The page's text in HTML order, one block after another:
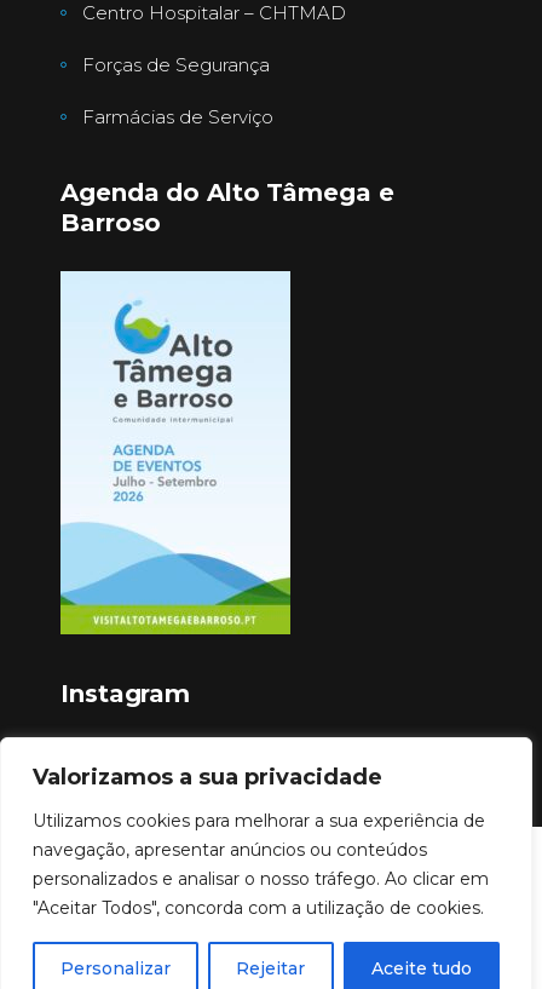
Valorizamos a sua privacidade
Utilizamos cookies para melhorar a sua experiência de
navegação, apresentar anúncios ou conteúdos
personalizados e analisar o nosso tráfego. Ao clicar em
"Aceitar Todos", concorda com a utilização de cookies.
Personalizar Rejeitar Aceite tudo
Centro Hospitalar – CHTMAD
Forças de Segurança
Farmácias de Serviço
Agenda do Alto Tâmega e
Barroso
Instagram
Copyright © 2023